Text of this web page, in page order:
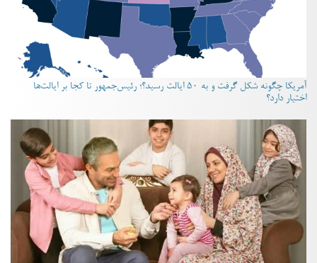
آمریکا چگونه شکل گرفت و به ۵۰ ایالت رسید؟؛ رئیس‌جمهور تا کجا بر ایالت‌ها
اختیار دارد؟